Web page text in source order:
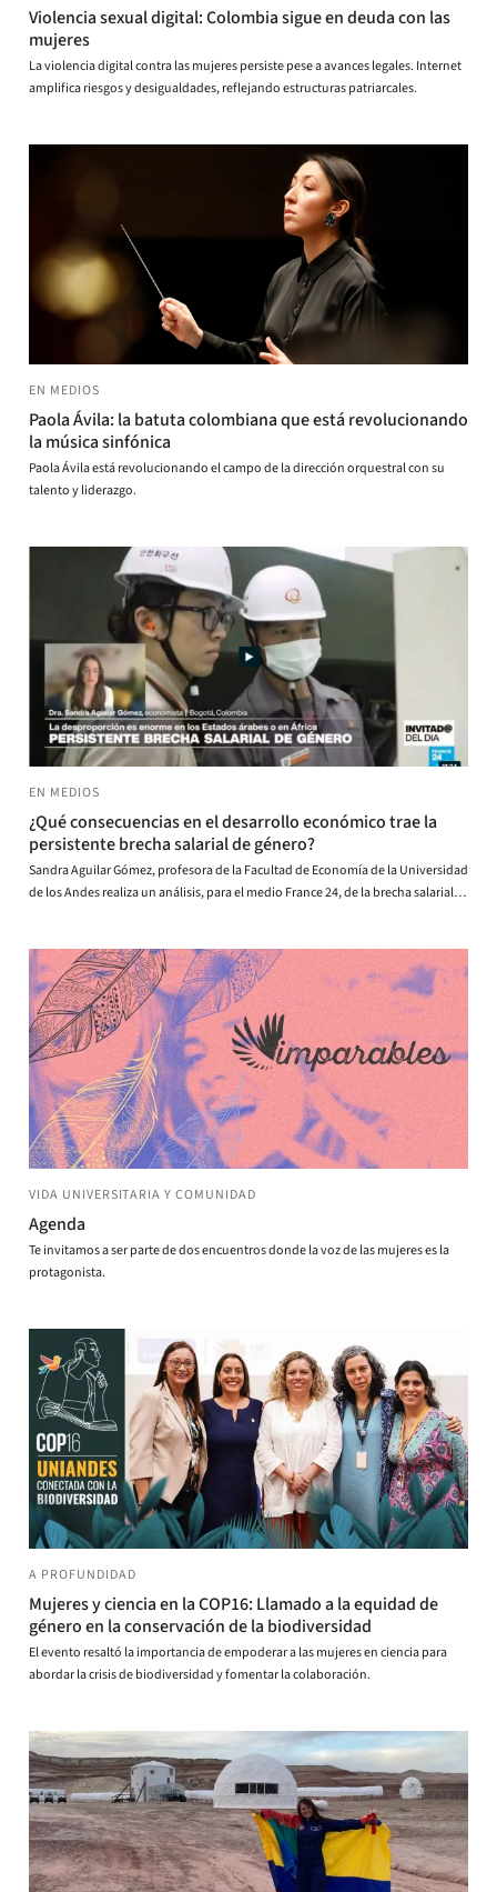
Violencia sexual digital: Colombia sigue en deuda con las
mujeres
La violencia digital contra las mujeres persiste pese a avances legales. Internet
amplifica riesgos y desigualdades, reflejando estructuras patriarcales.
EN MEDIOS
Paola Ávila: la batuta colombiana que está revolucionando
la música sinfónica
Paola Ávila está revolucionando el campo de la dirección orquestral con su
talento y liderazgo.
EN MEDIOS
¿Qué consecuencias en el desarrollo económico trae la
persistente brecha salarial de género?
Sandra Aguilar Gómez, profesora de la Facultad de Economía de la Universidad
de los Andes realiza un análisis, para el medio France 24, de la brecha salarial
VIDA UNIVERSITARIA Y COMUNIDAD
Agenda
Te invitamos a ser parte de dos encuentros donde la voz de las mujeres es la
protagonista.
A PROFUNDIDAD
Mujeres y ciencia en la COP16: Llamado a la equidad de
género en la conservación de la biodiversidad
El evento resaltó la importancia de empoderar a las mujeres en ciencia para
abordar la crisis de biodiversidad y fomentar la colaboración.